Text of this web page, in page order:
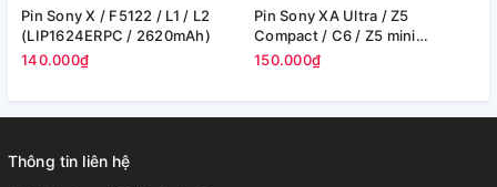
Pin Sony X / F5122 / L1 / L2
(LIP1624ERPC / 2620mAh)
140.000₫
Pin Sony XA Ultra / Z5
Compact / C6 / Z5 mini
(LIS1594ERPC / 2700mAh)
150.000₫
Thông tin liên hệ